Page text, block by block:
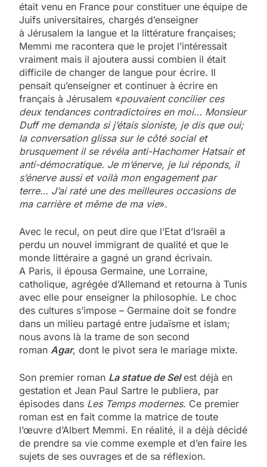
était venu en France pour constituer une équipe de
Juifs universitaires, chargés d’enseigner
à Jérusalem la langue et la littérature françaises;
Memmi me racontera que le projet l’intéressait
vraiment mais il ajoutera aussi combien il était
difficile de changer de langue pour écrire. Il
pensait qu’enseigner et continuer à écrire en
français à Jérusalem «pouvaient concilier ces
deux tendances contradictoires en moi… Monsieur
Duff me demanda si j’étais sioniste, je dis que oui;
la conversation glissa sur le côté social et
brusquement il se révéla anti-Hachomer Hatsair et
anti-démocratique. Je m’énerve, je lui réponds, il
s’énerve aussi et voilà mon engagement par
terre… J’ai raté une des meilleures occasions de
ma carrière et même de ma vie».
Avec le recul, on peut dire que l’Etat d’Israël a
perdu un nouvel immigrant de qualité et que le
monde littéraire a gagné un grand écrivain.
A Paris, il épousa Germaine, une Lorraine,
catholique, agrégée d’Allemand et retourna à Tunis
avec elle pour enseigner la philosophie. Le choc
des cultures s’impose – Germaine doit se fondre
dans un milieu partagé entre judaïsme et islam;
nous avons là la trame de son second
roman Agar, dont le pivot sera le mariage mixte.
Son premier roman La statue de Selest déjà en
gestation et Jean Paul Sartre le publiera, par
épisodes dans Les Temps modernes. Ce premier
roman est en fait comme la matrice de toute
l’œuvre d’Albert Memmi. En réalité, il a déjà décidé
de prendre sa vie comme exemple et d’en faire les
sujets de ses ouvrages et de sa réflexion.